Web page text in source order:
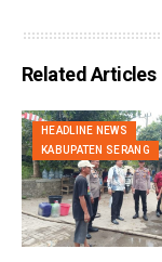
Related Articles
HEADLINE NEWS
KABUPATEN SERANG